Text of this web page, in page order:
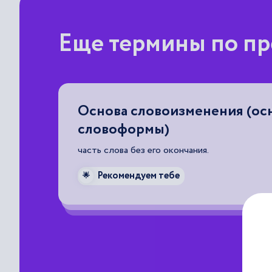
Еще термины по
Основа словоизменения
словоформы)
часть слова без его окончания.
🌟 Рекомендуем тебе